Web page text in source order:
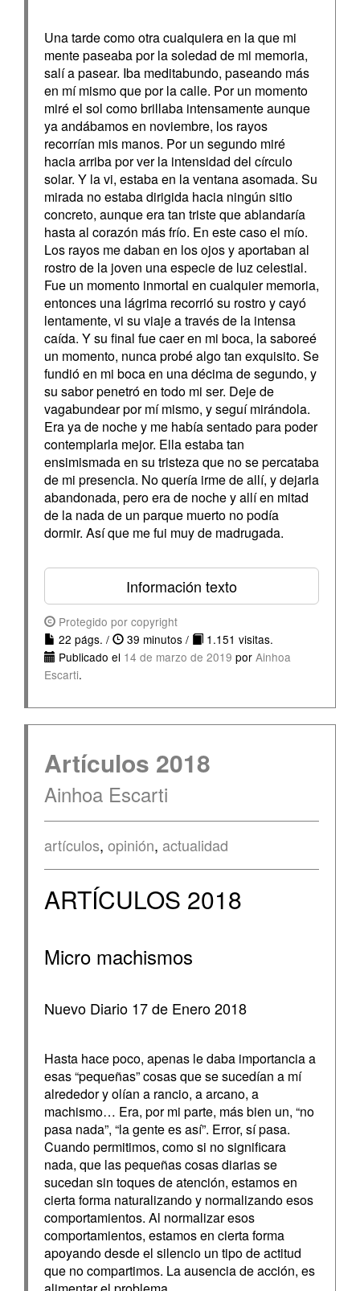
Una tarde como otra cualquiera en la que mi
mente paseaba por la soledad de mi memoria,
salí a pasear. Iba meditabundo, paseando más
en mí mismo que por la calle. Por un momento
miré el sol como brillaba intensamente aunque
ya andábamos en noviembre, los rayos
recorrían mis manos. Por un segundo miré
hacia arriba por ver la intensidad del círculo
solar. Y la vi, estaba en la ventana asomada. Su
mirada no estaba dirigida hacia ningún sitio
concreto, aunque era tan triste que ablandaría
hasta al corazón más frío. En este caso el mío.
Los rayos me daban en los ojos y aportaban al
rostro de la joven una especie de luz celestial.
Fue un momento inmortal en cualquier memoria,
entonces una lágrima recorrió su rostro y cayó
lentamente, vi su viaje a través de la intensa
caída. Y su final fue caer en mi boca, la saboreé
un momento, nunca probé algo tan exquisito. Se
fundió en mi boca en una décima de segundo, y
su sabor penetró en todo mi ser. Deje de
vagabundear por mí mismo, y seguí mirándola.
Era ya de noche y me había sentado para poder
contemplarla mejor. Ella estaba tan
ensimismada en su tristeza que no se percataba
de mi presencia. No quería irme de allí, y dejarla
abandonada, pero era de noche y allí en mitad
de la nada de un parque muerto no podía
dormir. Así que me fui muy de madrugada.
Información texto
Protegido por copyright
22 págs. /
39 minutos /
1.151 visitas.
Publicado el 14 de marzo de 2019 por Ainhoa
Escarti.
Artículos 2018
Ainhoa Escarti
artículos, opinión, actualidad
ARTÍCULOS 2018
Micro machismos
Nuevo Diario 17 de Enero 2018
Hasta hace poco, apenas le daba importancia a
esas “pequeñas” cosas que se sucedían a mí
alrededor y olían a rancio, a arcano, a
machismo… Era, por mi parte, más bien un, “no
pasa nada”, “la gente es así”. Error, sí pasa.
Cuando permitimos, como si no significara
nada, que las pequeñas cosas diarias se
sucedan sin toques de atención, estamos en
cierta forma naturalizando y normalizando esos
comportamientos. Al normalizar esos
comportamientos, estamos en cierta forma
apoyando desde el silencio un tipo de actitud
que no compartimos. La ausencia de acción, es